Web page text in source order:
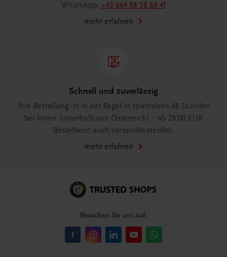
WhatsApp: +43 664 88 58 69 41
mehr erfahren
Schnell und zuverlässig
Ihre Bestellung ist in der Regel in spätestens 48 Stunden
bei Ihnen (innerhalb von Österreich) – ab 29,00 EUR
Bestellwert auch versandkostenfrei.
mehr erfahren
Besuchen Sie uns auf: